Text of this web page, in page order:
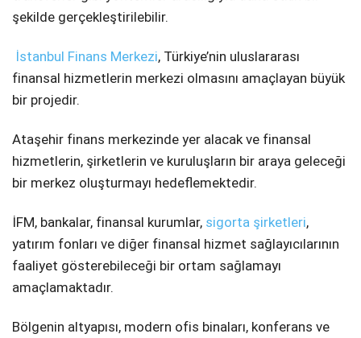
şekilde gerçekleştirilebilir.
İstanbul Finans Merkezi, Türkiye’nin uluslararası
finansal hizmetlerin merkezi olmasını amaçlayan büyük
bir projedir.
Ataşehir finans merkezinde yer alacak ve finansal
hizmetlerin, şirketlerin ve kuruluşların bir araya geleceği
bir merkez oluşturmayı hedeflemektedir.
İFM, bankalar, finansal kurumlar, sigorta şirketleri,
yatırım fonları ve diğer finansal hizmet sağlayıcılarının
faaliyet gösterebileceği bir ortam sağlamayı
amaçlamaktadır.
Bölgenin altyapısı, modern ofis binaları, konferans ve